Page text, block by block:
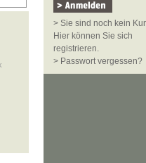
> Sie sind noch kein
Hier können Sie sich
registrieren.
> Passwort vergessen?